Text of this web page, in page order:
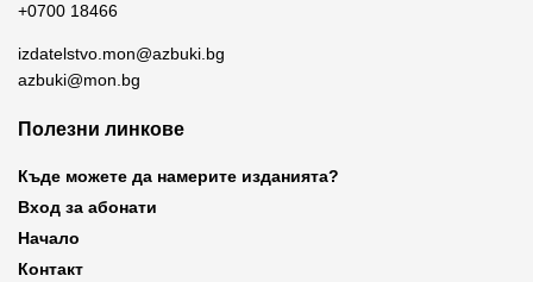
+0700 18466
izdatelstvo.mon@azbuki.bg
azbuki@mon.bg
Полезни линкове
Къде можете да намерите изданията?
Вход за абонати
Начало
Контакт